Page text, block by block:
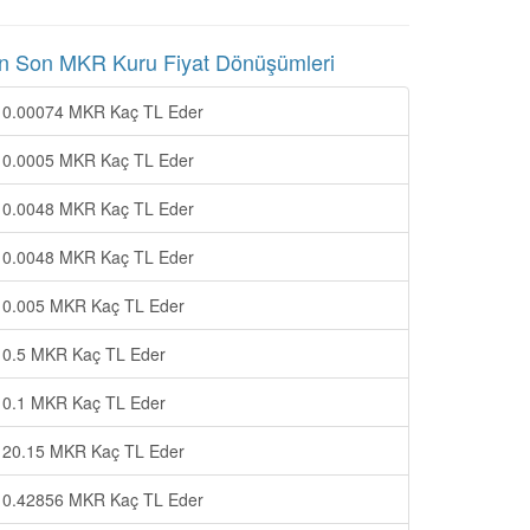
Son MKR Kuru Fiyat Dönüşümleri
0.00074 MKR Kaç TL Eder
0.0005 MKR Kaç TL Eder
0.0048 MKR Kaç TL Eder
0.0048 MKR Kaç TL Eder
0.005 MKR Kaç TL Eder
0.5 MKR Kaç TL Eder
0.1 MKR Kaç TL Eder
20.15 MKR Kaç TL Eder
0.42856 MKR Kaç TL Eder